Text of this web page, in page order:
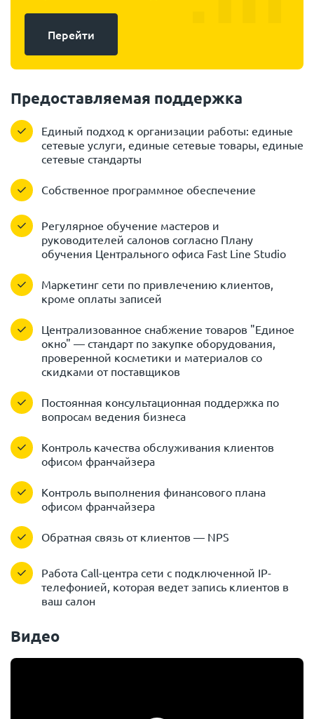
Перейти
Предоставляемая поддержка
Единый подход к организации работы: единые
сетевые услуги, единые сетевые товары, единые
сетевые стандарты
Собственное программное обеспечение
Регулярное обучение мастеров и
руководителей салонов согласно Плану
обучения Центрального офиса Fast Line Studio
Маркетинг сети по привлечению клиентов,
кроме оплаты записей
Централизованное снабжение товаров "Единое
окно" — стандарт по закупке оборудования,
проверенной косметики и материалов со
скидками от поставщиков
Постоянная консультационная поддержка по
вопросам ведения бизнеса
Контроль качества обслуживания клиентов
офисом франчайзера
Контроль выполнения финансового плана
офисом франчайзера
Обратная связь от клиентов — NPS
Работа Call-центра сети с подключенной IP-
телефонией, которая ведет запись клиентов в
ваш салон
Видео